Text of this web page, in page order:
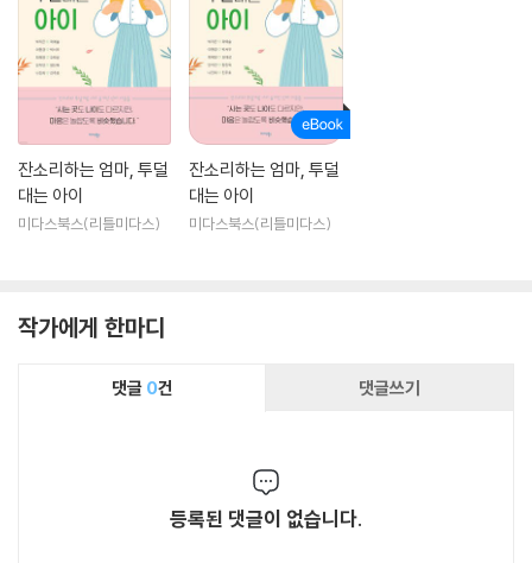
잔소리하는 엄마, 투덜
대는 아이
미다스북스(리틀미다스)
잔소리하는 엄마, 투덜
대는 아이
미다스북스(리틀미다스)
작가에게 한마디
댓글 0건 댓글쓰기
등록된 댓글이 없습니다.